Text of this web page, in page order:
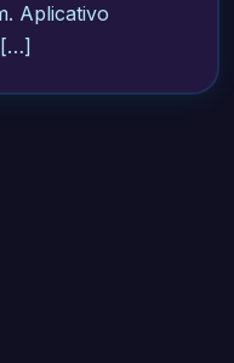
Aplicativo
[…]